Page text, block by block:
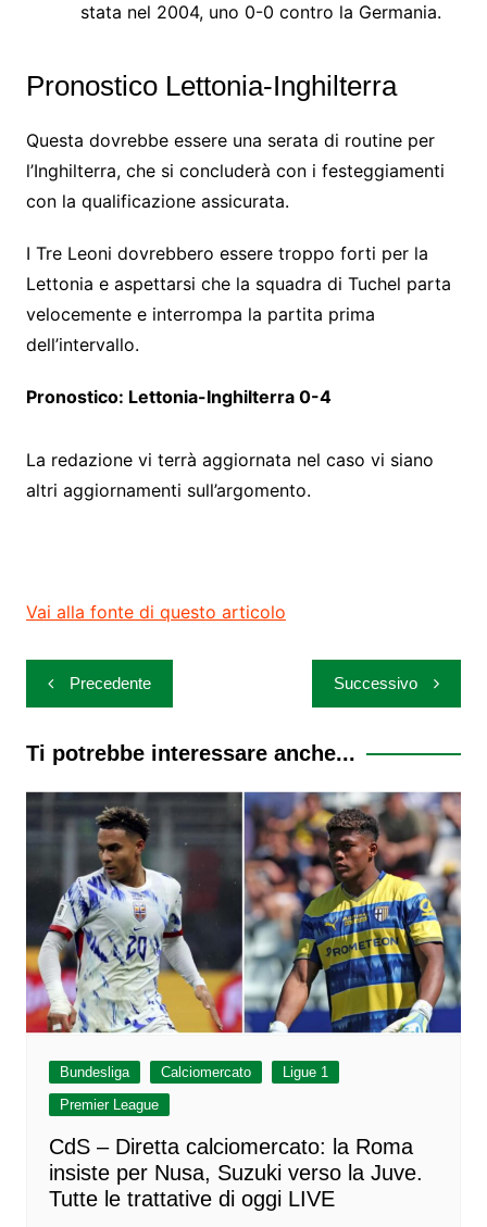
stata nel 2004, uno 0-0 contro la Germania.
Pronostico Lettonia-Inghilterra
Questa dovrebbe essere una serata di routine per
l’Inghilterra, che si concluderà con i festeggiamenti
con la qualificazione assicurata.
I Tre Leoni dovrebbero essere troppo forti per la
Lettonia e aspettarsi che la squadra di Tuchel parta
velocemente e interrompa la partita prima
dell’intervallo.
Pronostico: Lettonia-Inghilterra 0-4
La redazione vi terrà aggiornata nel caso vi siano
altri aggiornamenti sull’argomento.
Vai alla fonte di questo articolo
Navigazione
articoli
Precedente Successivo
Ti potrebbe interessare anche...
Bundesliga Calciomercato
Ligue 1
Premier League
CdS – Diretta calciomercato: la Roma
insiste per Nusa, Suzuki verso la Juve.
Tutte le trattative di oggi LIVE